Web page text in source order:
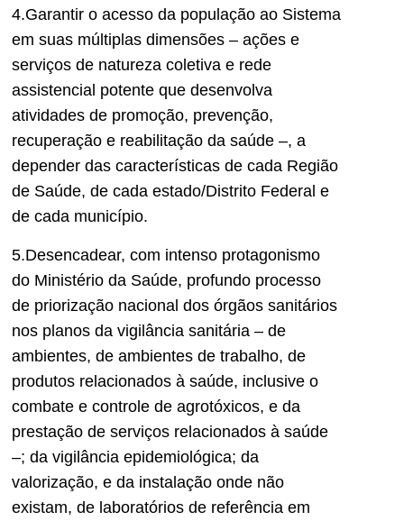
4.Garantir o acesso da população ao Sistema
em suas múltiplas dimensões – ações e
serviços de natureza coletiva e rede
assistencial potente que desenvolva
atividades de promoção, prevenção,
recuperação e reabilitação da saúde –, a
depender das características de cada Região
de Saúde, de cada estado/Distrito Federal e
de cada município.
5.Desencadear, com intenso protagonismo
do Ministério da Saúde, profundo processo
de priorização nacional dos órgãos sanitários
nos planos da vigilância sanitária – de
ambientes, de ambientes de trabalho, de
produtos relacionados à saúde, inclusive o
combate e controle de agrotóxicos, e da
prestação de serviços relacionados à saúde
–; da vigilância epidemiológica; da
valorização, e da instalação onde não
existam, de laboratórios de referência em